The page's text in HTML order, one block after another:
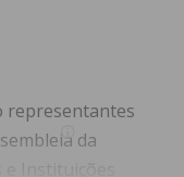
representantes
da